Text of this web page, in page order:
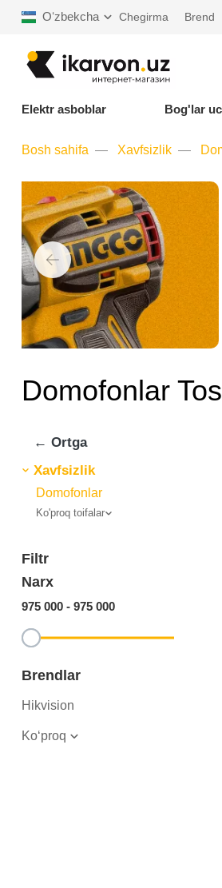
Oʻzbekcha Chegirma Brend
Elektr asboblar Bog'lar
Bosh sahifa Xavfsizlik
Domofonlar
← Ortga
Xavfsizlik
Domofonlar
Ko'proq toifalar
Filtr
Narx
975 000 - 975 000
Brendlar
Hikvision
Ko‘proq